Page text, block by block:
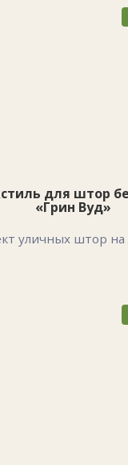
для штор
«Грин Вуд»
уличных штор на